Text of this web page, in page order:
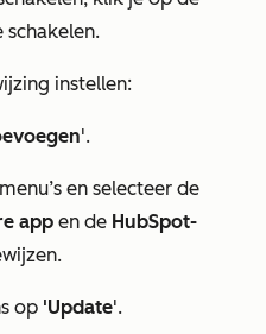
schakelen.
instellen:
'.
en selecteer de
app en de HubSpot-
op 'Update'.